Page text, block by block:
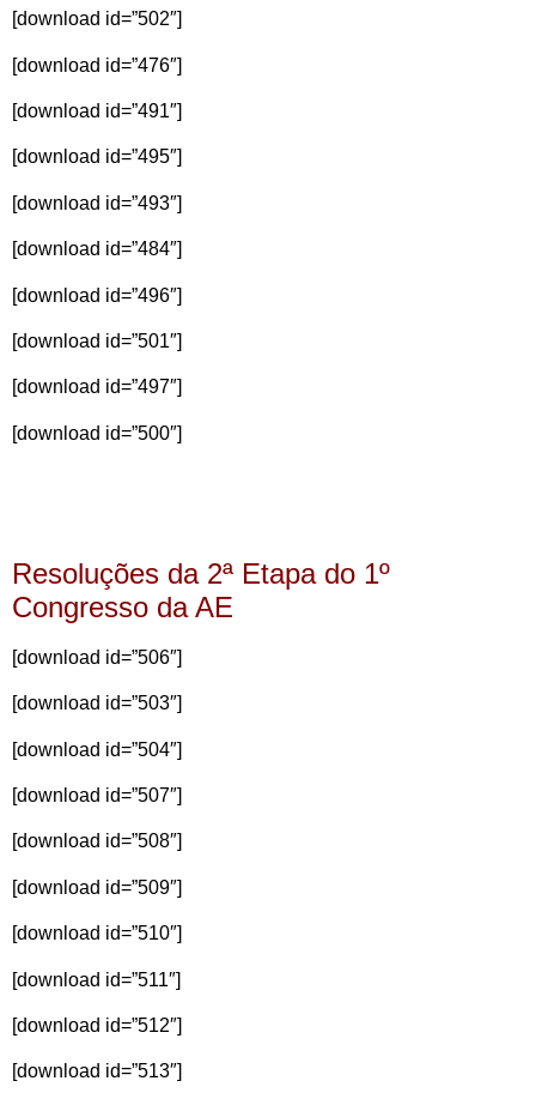
[download id=”502″]
[download id=”476″]
[download id=”491″]
[download id=”495″]
[download id=”493″]
[download id=”484″]
[download id=”496″]
[download id=”501″]
[download id=”497″]
[download id=”500″]
Resoluções da 2ª Etapa do 1º
Congresso da AE
[download id=”506″]
[download id=”503″]
[download id=”504″]
[download id=”507″]
[download id=”508″]
[download id=”509″]
[download id=”510″]
[download id=”511″]
[download id=”512″]
[download id=”513″]